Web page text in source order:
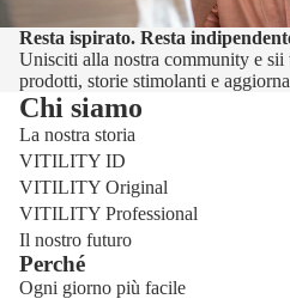
Resta ispirato. Resta
Unisciti alla nostra community e
prodotti, storie stimolanti e
Chi siamo
La nostra storia
VITILITY ID
VITILITY Original
VITILITY Professional
Il nostro futuro
Perché
Ogni giorno più facile